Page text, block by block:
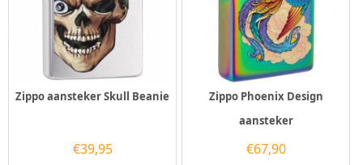
Zippo aansteker Skull Beanie
€39,95
Zippo Phoenix Design
aansteker
€67,90